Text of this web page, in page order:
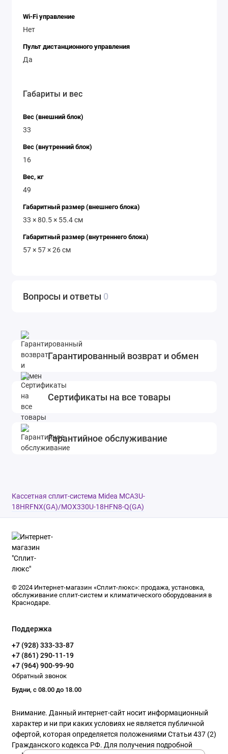
Wi-Fi управление
Нет
Пульт дистанционного управления
Да
Габариты и вес
Вес (внешний блок)
33
Вес (внутренний блок)
16
Вес, кг
49
Габаритный размер (внешнего блока)
33 × 80.5 × 55.4 см
Габаритный размер (внутреннего блока)
57 × 57 × 26 см
Вопросы и ответы 0
Гарантированный возврат и обмен
Сертификаты на все товары
Гарантийное обслуживание
Кассетная сплит-система Midea MCA3U-
18HRFNX(GA)/MOX330U-18HFN8-Q(GA)
© 2024 Интернет-магазин «Сплит-люкс»: продажа, установка,
обслуживание сплит-систем и климатического оборудования в
Краснодаре.
Поддержка
+7 (928) 333-33-87
+7 (861) 290-11-19
+7 (964) 900-99-90
Обратный звонок
Будни, с 08.00 до 18.00
Внимание. Данный интернет-сайт носит информационный
характер и ни при каких условиях не является публичной
офертой, которая определяется положениями Статьи 437 (2)
Гражданского кодекса РФ. Для получения подробной